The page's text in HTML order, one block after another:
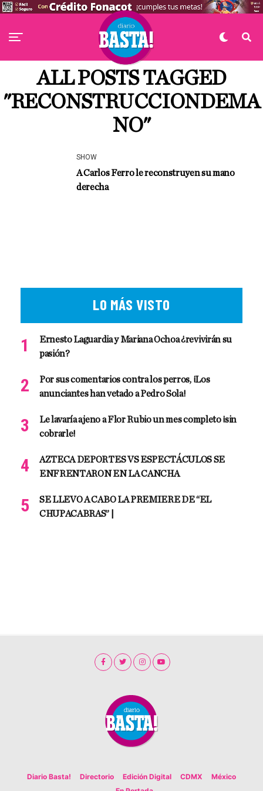
ALL POSTS TAGGED
"RECONSTRUCCIONDEMA
NO"
SHOW
A Carlos Ferro le reconstruyen su mano
derecha
LO MÁS VISTO
Ernesto Laguardia y Mariana Ochoa ¿revivirán su
pasión?
Por sus comentarios contra los perros, ¡Los
anunciantes han vetado a Pedro Sola!
Le lavaría ajeno a Flor Rubio un mes completo ¡sin
cobrarle!
AZTECA DEPORTES VS ESPECTÁCULOS SE
ENFRENTARON EN LA CANCHA
SE LLEVO A CABO LA PREMIERE DE “EL
CHUPACABRAS” |
Diario Basta! Directorio Edición Digital CDMX
México